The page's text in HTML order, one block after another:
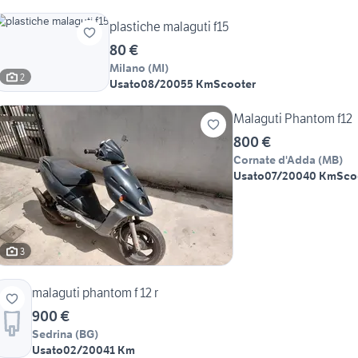
2
plastiche malaguti f15
80 €
Milano (MI)
Usato08/20055 KmScooter
3
Malaguti Phantom f12
800 €
Cornate d'Adda (MB)
Usato07/20040 Km
malaguti phantom f 12 r
900 €
Sedrina (BG)
Usato02/20041 Km